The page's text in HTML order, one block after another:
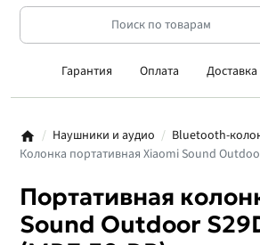
Гарантия Оплата Доставка
Наушники и аудио
Bluetooth-
Колонка портативная Xiaomi Sound
Портативная
Sound Outdoor